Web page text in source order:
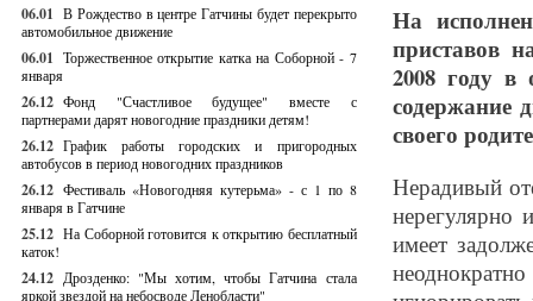
06.01 В Рождество в центре Гатчины будет перекрыто
автомобильное движение
06.01 Торжественное открытие катка на Соборной - 7
января
26.12 Фонд "Счастливое будущее" вместе с
партнерами дарят новогодние праздники детям!
26.12 График работы городских и пригородных
автобусов в период новогодних праздников
26.12 Фестиваль «Новогодняя кутерьма» - с 1 по 8
января в Гатчине
25.12 На Соборной готовится к открытию бесплатный
каток!
24.12 Дрозденко: "Мы хотим, чтобы Гатчина стала
яркой звездой на небосводе Ленобласти"
На
приставов
2008 году
содержание
своего
Нерадивый
нерегулярно
имеет